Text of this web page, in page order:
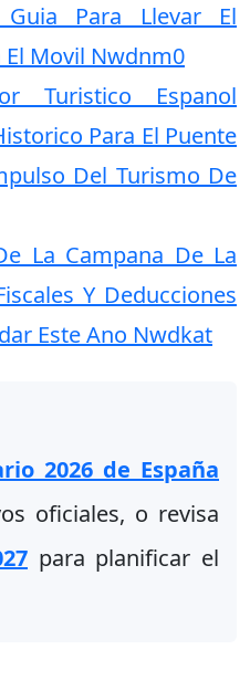
Para Llevar El
Movil Nwdnm0
Turistico Espanol
Para El Puente
Del Turismo De
La Campana De La
Y Deducciones
Este Ano Nwdkat
2026 de España
oficiales, o revisa
para planificar el